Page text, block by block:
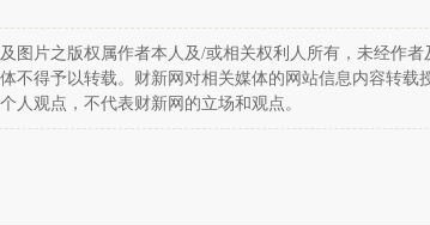
图片之版权属作者本人及/或相关权利人所有，未经作者
不得予以转载。财新网对相关媒体的网站信息内容转载
人观点，不代表财新网的立场和观点。